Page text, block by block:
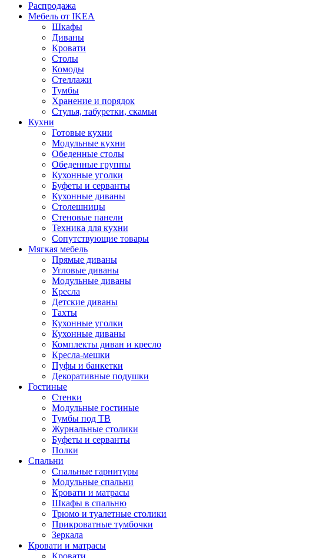
Распродажа
Мебель от IKEA
Шкафы
Диваны
Кровати
Столы
Комоды
Стеллажи
Тумбы
Хранение и порядок
Стулья, табуретки, скамьи
Кухни
Готовые кухни
Модульные кухни
Обеденные столы
Обеденные группы
Кухонные уголки
Буфеты и серванты
Кухонные диваны
Столешницы
Стеновые панели
Техника для кухни
Сопутствующие товары
Мягкая мебель
Прямые диваны
Угловые диваны
Модульные диваны
Кресла
Детские диваны
Тахты
Кухонные уголки
Кухонные диваны
Комплекты диван и кресло
Кресла-мешки
Пуфы и банкетки
Декоративные подушки
Гостиные
Стенки
Модульные гостиные
Тумбы под ТВ
Журнальные столики
Буфеты и серванты
Полки
Спальни
Спальные гарнитуры
Модульные спальни
Кровати и матрасы
Шкафы в спальню
Трюмо и туалетные столики
Прикроватные тумбочки
Зеркала
Кровати и матрасы